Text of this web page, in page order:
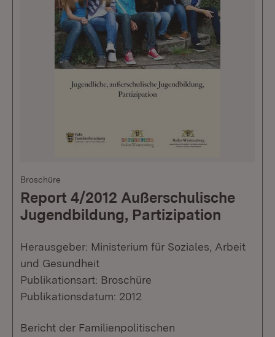
Broschüre
Report 4/2012 Außerschulische
Jugendbildung, Partizipation
Herausgeber: Ministerium für Soziales, Arbeit
und Gesundheit
Publikationsart: Broschüre
Publikationsdatum: 2012
Bericht der Familienpolitischen